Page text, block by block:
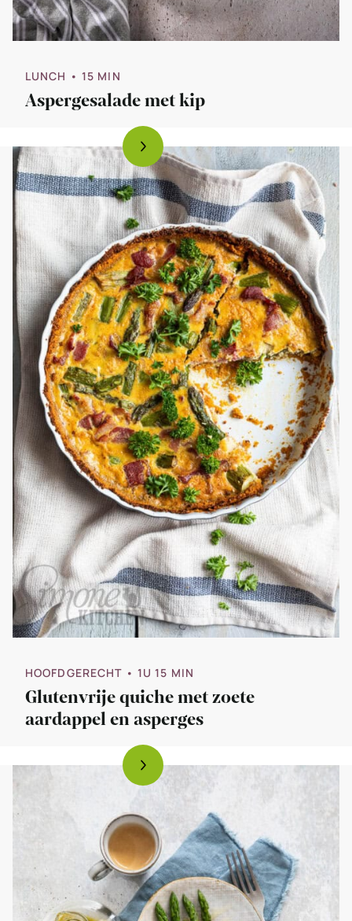
LUNCH • 15 MIN
Aspergesalade met kip
HOOFDGERECHT • 1U 15 MIN
Glutenvrije quiche met zoete
aardappel en asperges